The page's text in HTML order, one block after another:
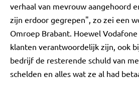
verhaal van mevrouw aangehoord
zijn erdoor gegrepen", zo zei een
Omroep Brabant. Hoewel
klanten verantwoordelijk zijn, ook
bedrijf de resterende schuld van
schelden en alles wat ze al had